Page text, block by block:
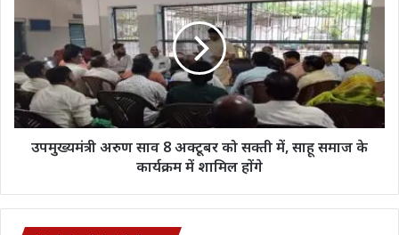
माताओं
किया
फल
वितरण
अक्टूबर
को
सक्ती
में,
साहू
समाजउपमुख्यमंत्री अरुण साव 8 अक्टूबर को सक्ती में, साहू समाज के
कार्यक्रम में शामिल होंगे